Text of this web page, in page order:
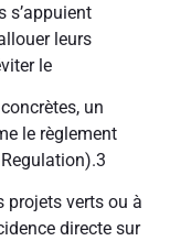
s’appuient
leurs
le
un
le règlement
3
projets verts ou à
directe sur